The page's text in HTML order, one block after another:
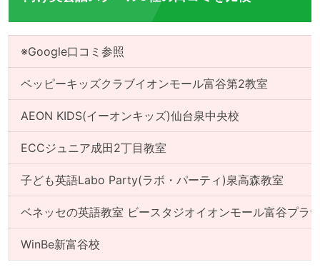
※Google口コミ参照
ペッピーキッズクラブイオンモール富谷第2教室
AEON KIDS(イーオンキッズ)仙台泉中央校
ECCジュニア成田2丁目教室
子ども英語Labo Party(ラボ・パーティ)泉高森教室
ベネッセの英語教室 ビースタジオイオンモール富谷プラ
WinBe新富谷校